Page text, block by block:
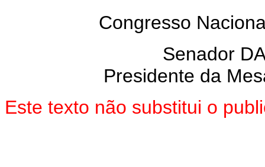
Congresso
Senador
Presidente da
Este texto não substitui o